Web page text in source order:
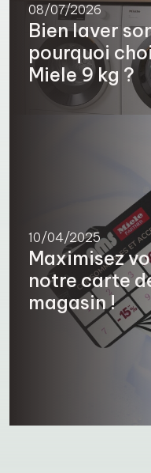
08/07/2026
Bien laver
pourquoi
Miele 9 kg ?
10/04/2025
Maximisez
notre carte
magasin !